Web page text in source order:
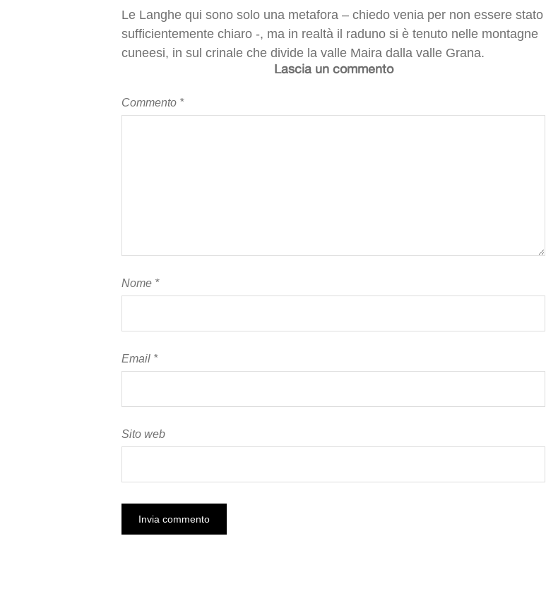
Le Langhe qui sono solo una metafora – chiedo venia per non essere stato
sufficientemente chiaro -, ma in realtà il raduno si è tenuto nelle montagne
cuneesi, in sul crinale che divide la valle Maira dalla valle Grana.
Lascia un commento
Commento *
Nome *
Email *
Sito web